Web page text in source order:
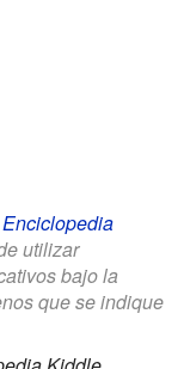
Enciclopedia
utilizar
bajo la
que se indique